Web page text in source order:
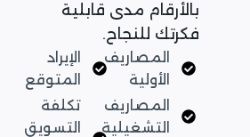
بالأرقام مدى قابلية
فكرتك للنجاح.
المصاريف
الأولية
المصاريف
التشغيلية
الإيراد
المتوقع
تكلفة
التسويق